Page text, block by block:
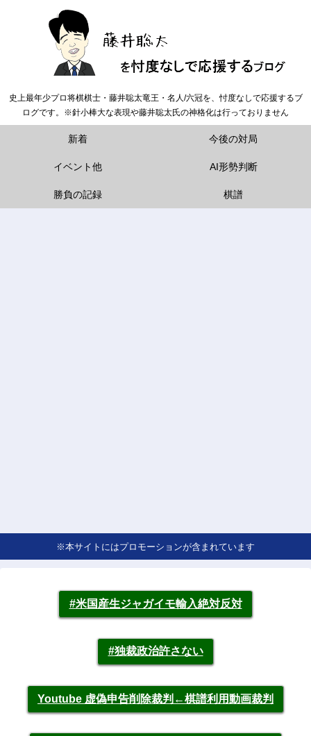
史上最年少プロ将棋棋士・藤井聡太竜王・名人/六冠を、忖度なしで応援するブ
ログです。※針小棒大な表現や藤井聡太氏の神格化は行っておりません
新着 今後の対局
イベント他 AI形勢判断
勝負の記録 棋譜
※本サイトにはプロモーションが含まれています
#米国産生ジャガイモ輸入絶対反対
#独裁政治許さない
Youtube 虚偽申告削除裁判←棋譜利用動画裁判